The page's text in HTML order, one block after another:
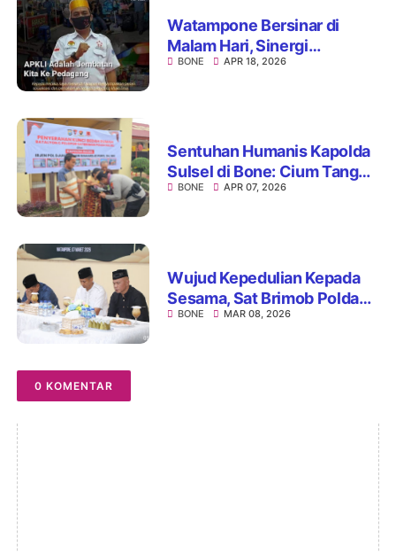
Watampone Bersinar di
Malam Hari, Sinergi
Pemerintah dan UMKM
BONE APR 18, 2026
Sentuhan Humanis Kapolda
Sulsel di Bone: Cium Tangan
Nenek Penerima Bedah
BONE APR 07, 2026
Wujud Kepedulian Kepada
Sesama, Sat Brimob Polda
Sulsel Gelar Acara Bukber
BONE MAR 08, 2026
0 KOMENTAR